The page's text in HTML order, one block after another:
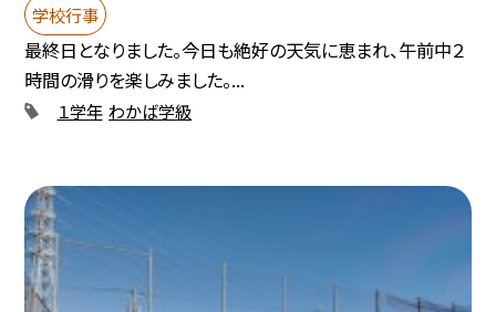
学校行事
最終日となりました。今日も絶好の天気に恵まれ、午前中２
時間の滑りを楽しみました。...
１学年 わかば学級